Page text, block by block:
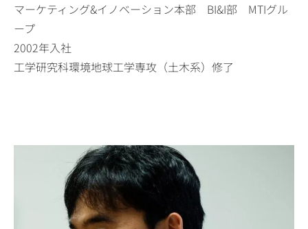
マーケティング&イノベーション本部 BI&I部 MTIグル
ープ
2002年入社
工学研究科環境地球工学専攻（土木系）修了